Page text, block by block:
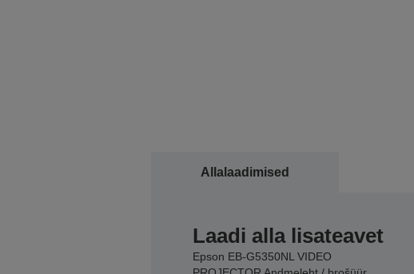
Allalaadimised
Laadi alla lisateavet
Epson EB-G5350NL VIDEO